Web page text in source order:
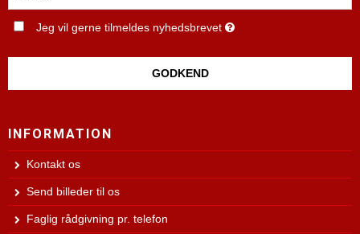
Jeg vil gerne tilmeldes nyhedsbrevet
GODKEND
INFORMATION
Kontakt os
Send billeder til os
Faglig rådgivning pr. telefon